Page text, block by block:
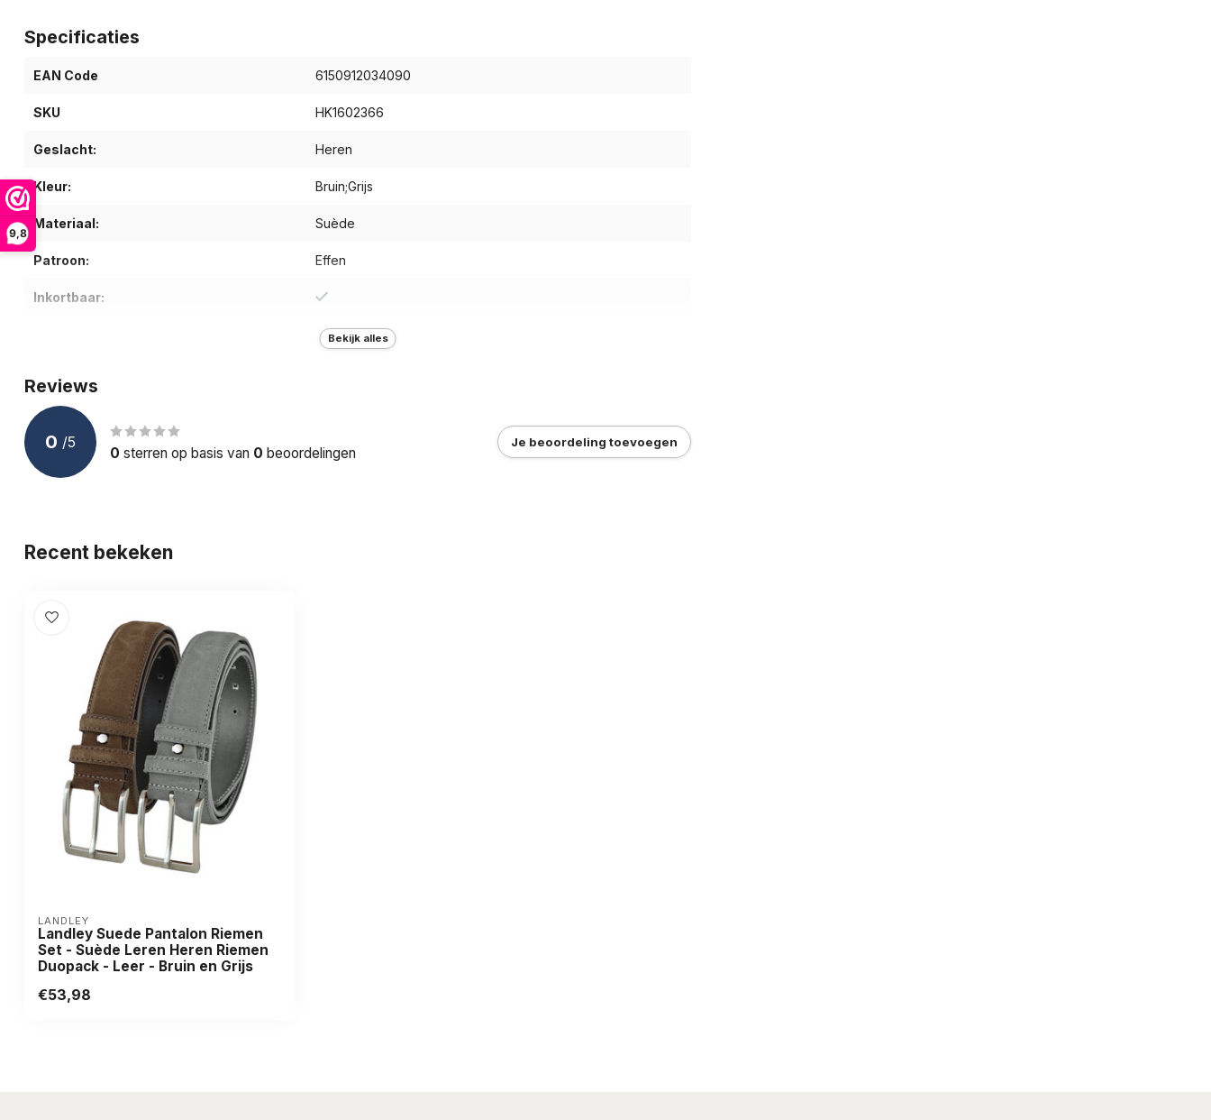
9,8
Specificaties
EAN Code 6150912034090
SKU HK1602366
Geslacht: Heren
Kleur: Bruin;Grijs
Materiaal: Suède
Patroon: Effen
Inkortbaar:
Broekriem
Gewicht (g):
Doelgroep: Volwassenen
Bekijk alles
Reviews
0 /5
0 sterren op basis van 0 beoordelingen
Je beoordeling toevoegen
Recent bekeken
LANDLEY
Landley Suede Pantalon Riemen
Set - Suède Leren Heren Riemen
Duopack - Leer - Bruin en Grijs
€53,98